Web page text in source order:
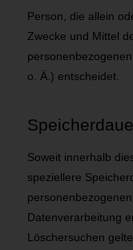
Person, die allein
Zwecke und Mittel
o. Ä.) entscheidet.
Soweit innerhalb
speziellere
Datenverarbeitung
Löschersuchen